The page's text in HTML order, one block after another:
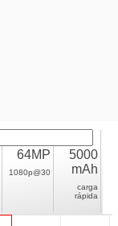
64MP
1080p@30
5000
mAh
carga
rápida